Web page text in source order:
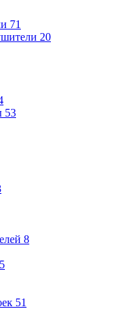
71
20
53
8
51